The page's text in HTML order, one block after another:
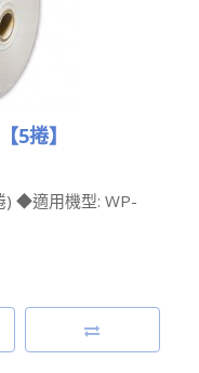
5捲】
◆適用機型: WP-